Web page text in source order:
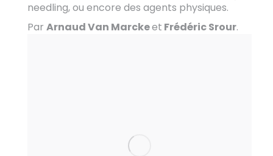
needling, ou encore des agents physiques.
Par Arnaud Van Marckeet Frédéric Srour.